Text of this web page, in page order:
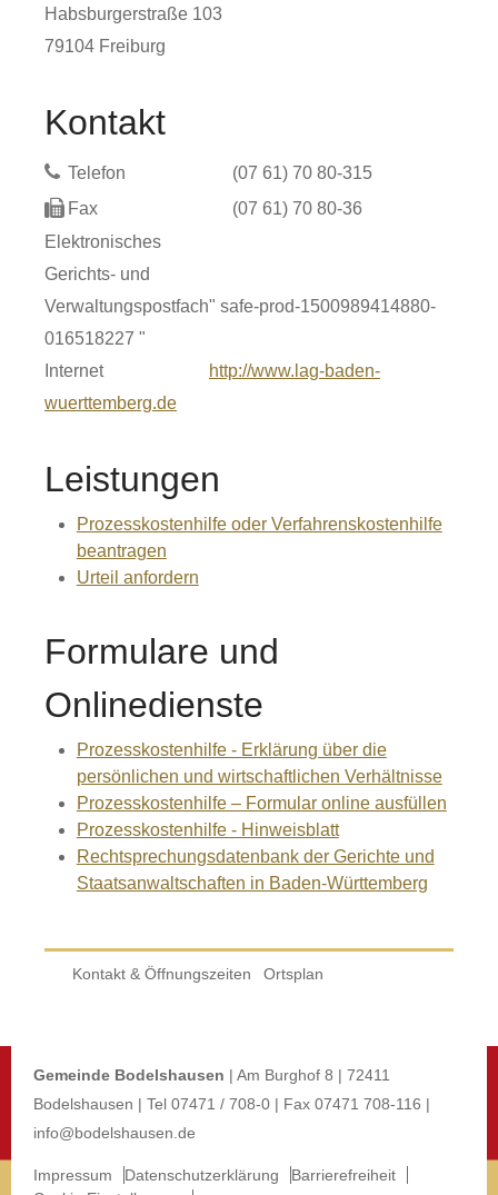
Habsburgerstraße 103
79104 Freiburg
Kontakt
Telefon (07 61) 70 80-315
Fax
(07 61) 70 80-36
Elektronisches
Gerichts- und
Verwaltungspostfach" safe-prod-1500989414880-
016518227 "
Internet
http://www.lag-baden-
wuerttemberg.de
Leistungen
Prozesskostenhilfe oder Verfahrenskostenhilfe
beantragen
Urteil anfordern
Formulare und
Onlinedienste
Prozesskostenhilfe - Erklärung über die
persönlichen und wirtschaftlichen Verhältnisse
Prozesskosten­hilfe – Formular online ausfüllen
Prozesskostenhilfe - Hinweisblatt
Rechtsprechungsdatenbank der Gerichte und
Staatsanwaltschaften in Baden-Württemberg
Kontakt & Öffnungszeiten Ortsplan
Gemeinde Bodelshausen | Am Burghof 8 | 72411
Bodelshausen | Tel 07471 / 708-0 | Fax 07471 708-116 |
info@bodelshausen.de
Impressum Datenschutzerklärung
Barrierefreiheit